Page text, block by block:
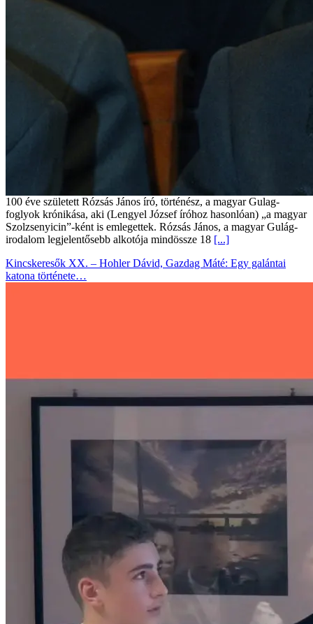
100 éve született Rózsás János író, történész, a magyar Gulag-
foglyok krónikása, aki (Lengyel József íróhoz hasonlóan) „a magyar
Szolzsenyicin”-ként is emlegettek. Rózsás János, a magyar Gulág-
irodalom legjelentősebb alkotója mindössze 18 [...]
Kincskeresők XX. – Hohler Dávid, Gazdag Máté: Egy galántai
katona története…